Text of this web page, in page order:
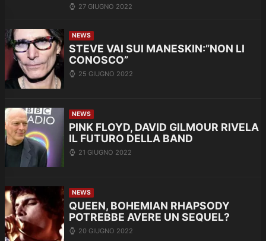
27 GIUGNO 2022
NEWS
STEVE VAI SUI MANESKIN:”NON LI
CONOSCO”
25 GIUGNO 2022
NEWS
PINK FLOYD, DAVID GILMOUR RIVELA
IL FUTURO DELLA BAND
21 GIUGNO 2022
NEWS
QUEEN, BOHEMIAN RHAPSODY
POTREBBE AVERE UN SEQUEL?
20 GIUGNO 2022